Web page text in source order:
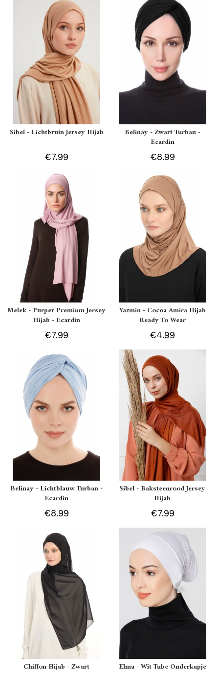
Sibel - Lichtbruin Jersey Hijab
€7.99
Belinay - Zwart Turban -
Ecardin
€8.99
Melek - Purper Premium Jersey
Hijab - Ecardin
€7.99
Yazmin - Cocoa Amira Hijab
Ready To Wear
€4.99
Belinay - Lichtblauw Turban -
Ecardin
€8.99
Sibel - Baksteenrood Jersey
Hijab
€7.99
Chiffon Hijab - Zwart Elma - Wit Tube Onderkapje